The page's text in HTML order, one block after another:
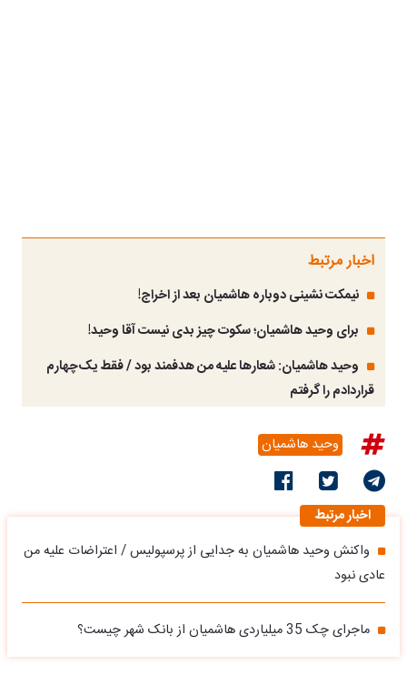
اخبار مرتبط
نیمکت نشینی دوباره هاشمیان بعد از اخراج!
برای وحید هاشمیان؛ سکوت چیز بدی نیست آقا وحید!
وحید هاشمیان: شعارها علیه من هدفمند بود / فقط یک‌چهارم
قراردادم را گرفتم
وحید هاشمیان
اخبار مرتبط
واکنش وحید هاشمیان به جدایی از پرسپولیس / اعتراضات علیه من
عادی نبود
ماجرای چک 35 میلیاردی هاشمیان از بانک شهر چیست؟